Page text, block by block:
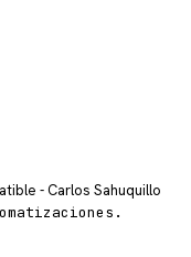
- Carlos Sahuquillo